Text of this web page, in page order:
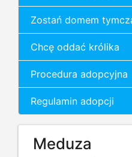
Zostań domem
Chcę oddać królika
Procedura adopcyjna
Regulamin adopcji
Meduza